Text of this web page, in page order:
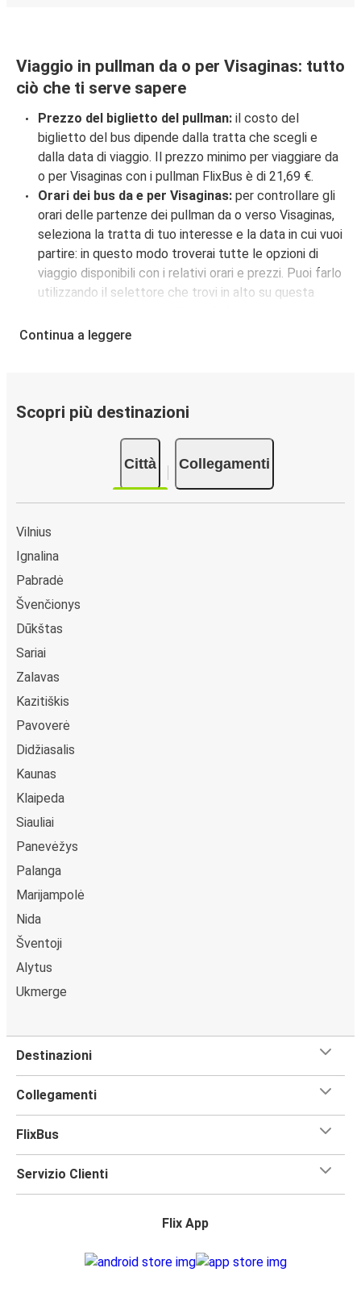
Viaggio in pullman da o per Visaginas: tutto
ciò che ti serve sapere
Prezzo del biglietto del pullman: il costo del
biglietto del bus dipende dalla tratta che scegli e
dalla data di viaggio. Il prezzo minimo per viaggiare da
o per Visaginas con i pullman FlixBus è di 21,69 €.
Orari dei bus da e per Visaginas: per controllare gli
orari delle partenze dei pullman da o verso Visaginas,
seleziona la tratta di tuo interesse e la data in cui vuoi
partire: in questo modo troverai tutte le opzioni di
viaggio disponibili con i relativi orari e prezzi. Puoi farlo
utilizzando il selettore che trovi in alto su questa
interattiva.
pagina.
popolari sono: Riga, Aeroporto di Riga, Vilnius.
Continua a leggere
Scopri più destinazioni
Città Collegamenti
Vilnius
Ignalina
Pabradė
Švenčionys
Dūkštas
Sariai
Zalavas
Kazitiškis
Pavoverė
Didžiasalis
Kaunas
Klaipeda
Siauliai
Panevėžys
Palanga
Marijampolė
Nida
Šventoji
Alytus
Ukmerge
Destinazioni
Collegamenti
FlixBus
Servizio Clienti
Flix App